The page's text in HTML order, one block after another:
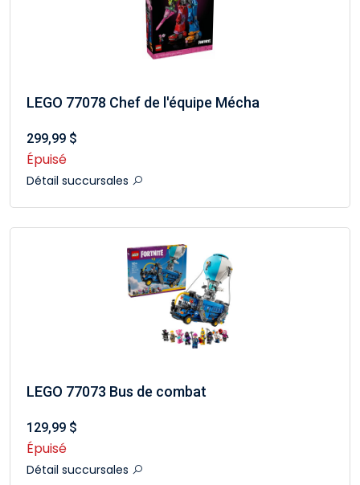
LEGO 77078 Chef de l'équipe Mécha
299,99 $
Épuisé
Détail succursales
LEGO 77073 Bus de combat
129,99 $
Épuisé
Détail succursales